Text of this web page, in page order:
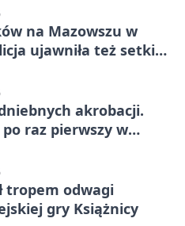
na Mazowszu w
ujawniła też setki
akrobacji.
po raz pierwszy w
tropem odwagi
gry Książnicy